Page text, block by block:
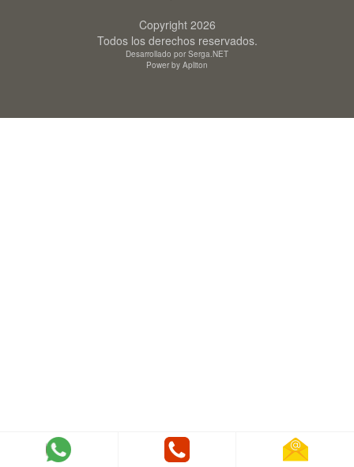
Copyright 2026
Todos los derechos reservados.
Desarrollado por Serga.NET
Power by Apliton